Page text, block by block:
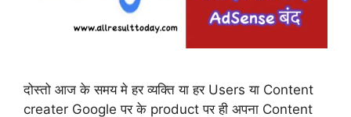
दोस्तो आज के समय मे हर व्यक्ति या हर Users या Content
creater Google पर के product पर ही अपना Content